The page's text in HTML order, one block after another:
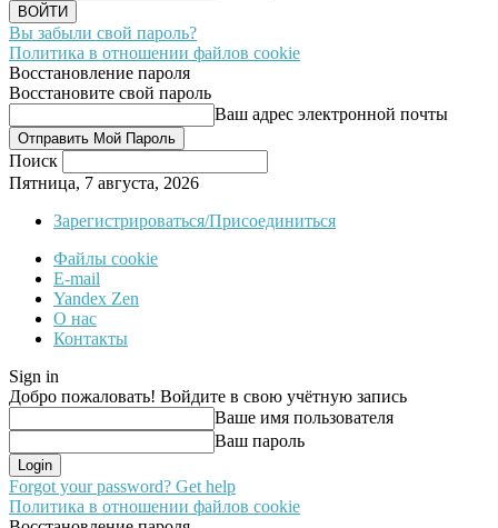
Вы забыли свой пароль?
Политика в отношении файлов cookie
Восстановление пароля
Восстановите свой пароль
Ваш адрес электронной почты
Поиск
Пятница, 7 августа, 2026
Зарегистрироваться/Присоединиться
Файлы cookie
E-mail
Yandex Zen
О нас
Контакты
Sign in
Добро пожаловать! Войдите в свою учётную запись
Ваше имя пользователя
Ваш пароль
Forgot your password? Get help
Политика в отношении файлов cookie